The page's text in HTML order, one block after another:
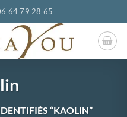
64 79 28 65
“KAOLIN”